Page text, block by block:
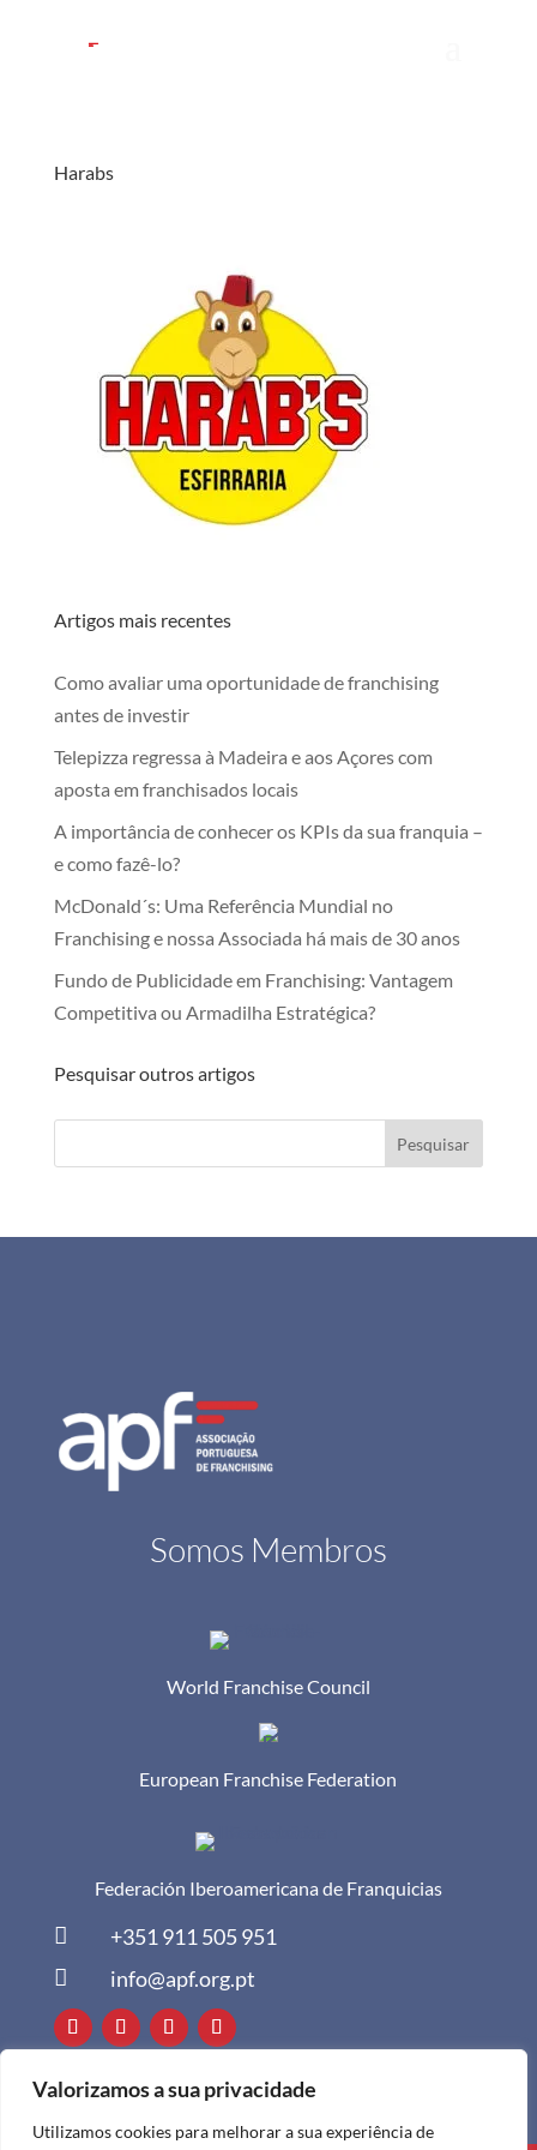
Valorizamos a sua privacidade
Utilizamos cookies para melhorar a sua experiência de
Harabs
Artigos mais recentes
Como avaliar uma oportunidade de franchising
antes de investir
Telepizza regressa à Madeira e aos Açores com
aposta em franchisados locais
A importância de conhecer os KPIs da sua franquia –
e como fazê-lo?
McDonald´s: Uma Referência Mundial no
Franchising e nossa Associada há mais de 30 anos
Fundo de Publicidade em Franchising: Vantagem
Competitiva ou Armadilha Estratégica?
Pesquisar outros artigos
Pesquisar
Somos Membros
World Franchise Council
European Franchise Federation
Federación Iberoamericana de Franquicias
 +351 911 505 951
 info@apf.org.pt